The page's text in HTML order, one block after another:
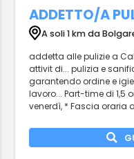
ADDETTO/A
A soli 1 km da
addetta alle pulizie a
attivit di... pulizia e
garantendo ordine e
lavoro... Part-time di 1,5
venerdì, * Fascia oraria